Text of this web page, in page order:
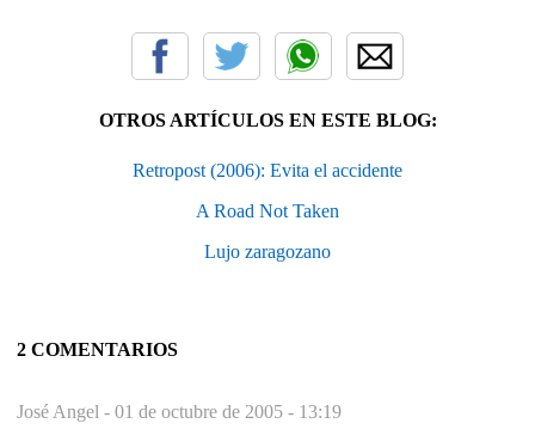
OTROS ARTÍCULOS EN ESTE BLOG:
Retropost (2006): Evita el accidente
A Road Not Taken
Lujo zaragozano
2 COMENTARIOS
José Angel - 01 de octubre de 2005 - 13:19